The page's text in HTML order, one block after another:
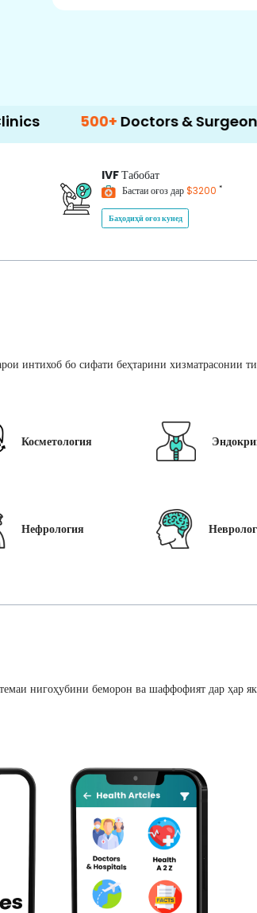
500+ Doctors & Surgeons 14+
IVFТабобат
Бастаи оғоз дар$3200 *
Баҳодиҳӣ оғоз кунед
интихоб бо сифати беҳтарини хизматрасонии
Косметология
Нефрология
нигоҳубини беморон ва шаффофият дар ҳар